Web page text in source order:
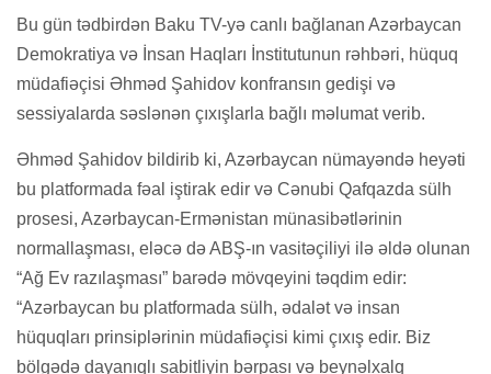
Bu gün tədbirdən Baku TV-yə canlı bağlanan Azərbaycan
Demokratiya və İnsan Haqları İnstitutunun rəhbəri, hüquq
müdafiəçisi Əhməd Şahidov konfransın gedişi və
sessiyalarda səslənən çıxışlarla bağlı məlumat verib.
Əhməd Şahidov bildirib ki, Azərbaycan nümayəndə heyəti
bu platformada fəal iştirak edir və Cənubi Qafqazda sülh
prosesi, Azərbaycan-Ermənistan münasibətlərinin
normallaşması, eləcə də ABŞ-ın vasitəçiliyi ilə əldə olunan
“Ağ Ev razılaşması” barədə mövqeyini təqdim edir:
“Azərbaycan bu platformada sülh, ədalət və insan
hüquqları prinsiplərinin müdafiəçisi kimi çıxış edir. Biz
bölgədə dayanıqlı sabitliyin bərpası və beynəlxalq